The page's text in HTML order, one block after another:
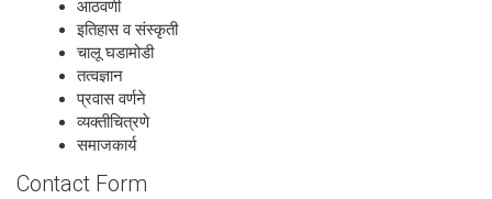
आठवणी
इतिहास व संस्कृती
चालू घडामोडी
तत्वज्ञान
प्रवास वर्णने
व्यक्तीचित्रणे
समाजकार्य
Contact Form